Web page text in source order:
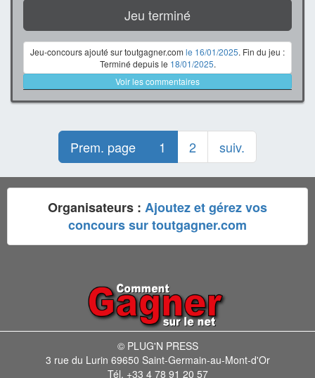
Jeu terminé
Jeu-concours ajouté sur toutgagner.com le 16/01/2025. Fin du jeu :
Terminé depuis le 18/01/2025.
Voir les commentaires
Prem. page 1 2 suiv.
Organisateurs : Ajoutez et gérez vos
concours sur toutgagner.com
© PLUG'N PRESS
3 rue du Lurin 69650 Saint-Germain-au-Mont-d'Or
Tél. +33 4 78 91 20 57